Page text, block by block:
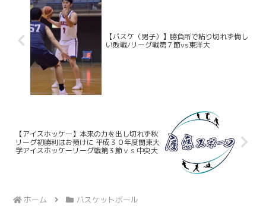
【バスケ（男子）】勝負所で粘り切れず悔し
い敗戦/リーグ戦第７節vs東洋大
【アイスホッケー】本来の力を出し切れず秋
リーグ初勝利はお預けに 平成３０年度関東大
学アイスホッケーリーグ戦第３節ｖｓ中央大
ホーム バスケットボール